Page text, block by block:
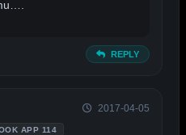
REPLY
APP 114
2017-04-05